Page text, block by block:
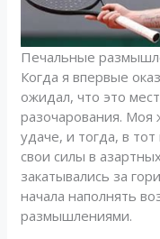
Печальные
Когда я впервые
ожидал, что это
разочарования. Моя
удаче, и тогда, в
свои силы в
закатывались за
начала наполнять
размышлениями.